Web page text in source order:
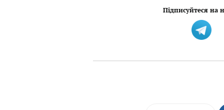
Підписуйтеся на